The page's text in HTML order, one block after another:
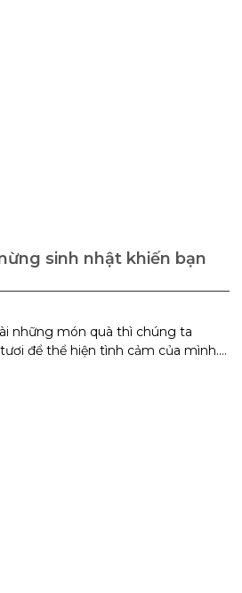
sinh nhật khiến bạn
những món quà thì chúng ta
để thể hiện tình cảm của mình.